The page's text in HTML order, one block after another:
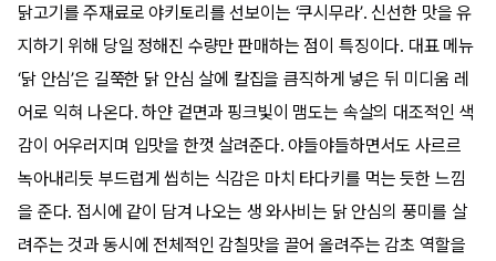
닭고기를 주재료로 야키토리를 선보이는 ‘쿠시무라’. 신선한 맛을 유
지하기 위해 당일 정해진 수량만 판매하는 점이 특징이다. 대표 메뉴
‘닭 안심’은 길쭉한 닭 안심 살에 칼집을 큼직하게 넣은 뒤 미디움 레
어로 익혀 나온다. 하얀 겉면과 핑크빛이 맴도는 속살의 대조적인 색
감이 어우러지며 입맛을 한껏 살려준다. 야들야들하면서도 사르르
녹아내리듯 부드럽게 씹히는 식감은 마치 타다키를 먹는 듯한 느낌
을 준다. 접시에 같이 담겨 나오는 생 와사비는 닭 안심의 풍미를 살
려주는 것과 동시에 전체적인 감칠맛을 끌어 올려주는 감초 역할을